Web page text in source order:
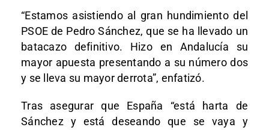
“Estamos asistiendo al gran hundimiento del
PSOE de Pedro Sánchez, que se ha llevado un
batacazo definitivo. Hizo en Andalucía su
mayor apuesta presentando a su número dos
y se lleva su mayor derrota”, enfatizó.
Tras asegurar que España “está harta de
Sánchez y está deseando que se vaya y